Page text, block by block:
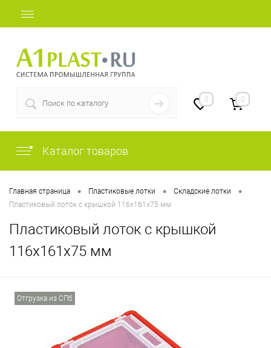
0 0
Каталог товаров
Главная страница • Пластиковые лотки • Складские лотки •
Пластиковый лоток с крышкой 116х161х75 мм
Пластиковый лоток с крышкой
116х161х75 мм
Отгрузка из СПб